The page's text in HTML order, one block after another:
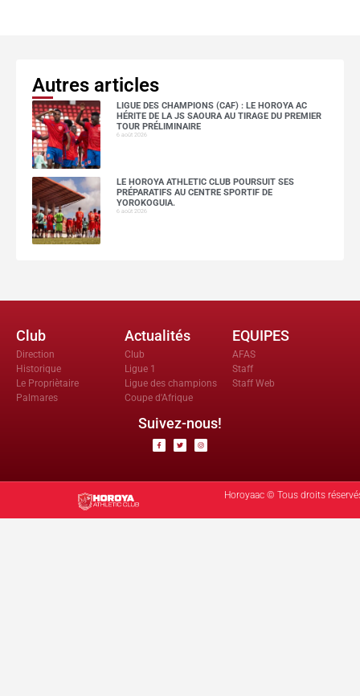
Autres articles
LIGUE DES CHAMPIONS (CAF) : LE HOROYA AC
HÉRITE DE LA JS SAOURA AU TIRAGE DU PREMIER
TOUR PRÉLIMINAIRE
6 août 2026
LE HOROYA ATHLETIC CLUB POURSUIT SES
PRÉPARATIFS AU CENTRE SPORTIF DE
YOROKOGUIA.
6 août 2026
Club
Direction
Historique
Le Propriètaire
Palmares
Actualités
Club
Ligue 1
Ligue des champions
Coupe d'Afrique
EQUIPES
AFAS
Staff
Staff Web
Suivez-nous!
Horoyaac © Tous droits